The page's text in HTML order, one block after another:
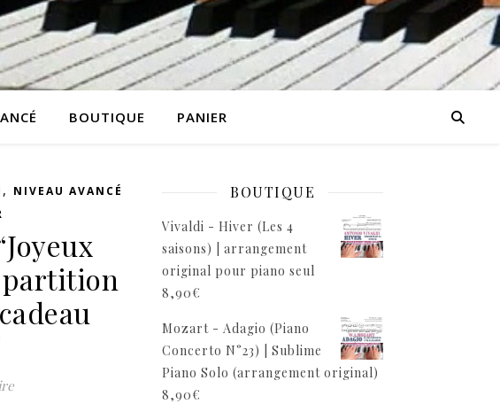
BOUTIQUE PANIER
, NIVEAU AVANCÉ
partition
BOUTIQUE
Vivaldi - Hiver (Les 4
saisons) | arrangement
original pour piano seul
8,90€
Mozart - Adagio (Piano
Concerto N°23) | Sublime
Piano Solo (arrangement original)
8,90€